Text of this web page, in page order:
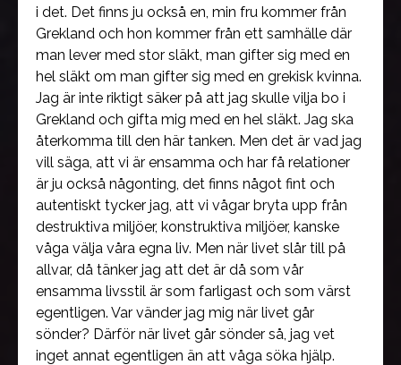
i det. Det finns ju också en, min fru kommer från
Grekland och hon kommer från ett samhälle där
man lever med stor släkt, man gifter sig med en
hel släkt om man gifter sig med en grekisk kvinna.
Jag är inte riktigt säker på att jag skulle vilja bo i
Grekland och gifta mig med en hel släkt. Jag ska
återkomma till den här tanken. Men det är vad jag
vill säga, att vi är ensamma och har få relationer
är ju också någonting, det finns något fint och
autentiskt tycker jag, att vi vågar bryta upp från
destruktiva miljöer, konstruktiva miljöer, kanske
våga välja våra egna liv. Men när livet slår till på
allvar, då tänker jag att det är då som vår
ensamma livsstil är som farligast och som värst
egentligen. Var vänder jag mig när livet går
sönder? Därför när livet går sönder så, jag vet
inget annat egentligen än att våga söka hjälp.